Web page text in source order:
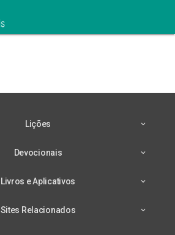
Lições
Devocionais
Livros e Aplicativos
Sites Relacionados